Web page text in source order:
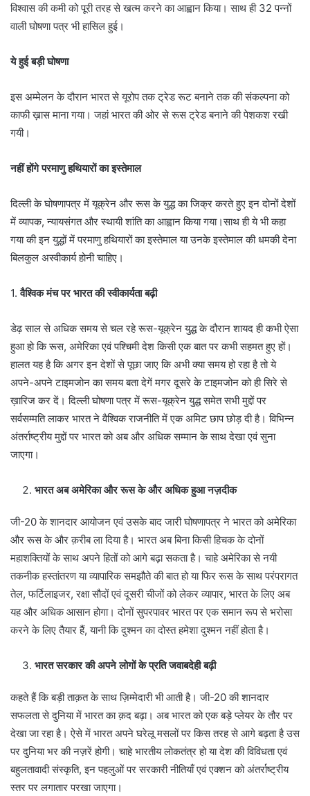
विश्वास की कमी को पूरी तरह से खत्म करने का आह्वान किया। साथ ही 32 पन्नों
वाली घोषणा पत्र भी हासिल हुई।
ये हुई बड़ी घोषणा
इस अम्मेलन के दौरान भारत से यूरोप तक ट्रेड रूट बनाने तक की संकल्पना को
काफी ख़ास माना गया। जहां भारत की ओर से रूस ट्रेड बनाने की पेशकश रखी
गयी।
नहीं होंगे परमाणु हथियारों का इस्तेमाल
दिल्ली के घोषणापत्र में यूक्रेन और रूस के युद्ध का जिक्र करते हुए इन दोनों देशों
में व्यापक, न्यायसंगत और स्थायी शांति का आह्वान किया गया।साथ ही ये भी कहा
गया की इन युद्धों में परमाणु हथियारों का इस्तेमाल या उनके इस्तेमाल की धमकी देना
बिलकुल अस्वीकार्य होनी चाहिए।
1.वैश्विक मंच पर भारत की स्वीकार्यता बढ़ी
डेढ़ साल से अधिक समय से चल रहे रूस-यूक्रेन युद्ध के दौरान शायद ही कभी ऐसा
हुआ हो कि रूस, अमेरिका एवं पश्चिमी देश किसी एक बात पर कभी सहमत हुए हों।
हालत यह है कि अगर इन देशों से पूछा जाए कि अभी क्या समय हो रहा है तो ये
अपने-अपने टाइमजोन का समय बता देगें मगर दूसरे के टाइमजोन को ही सिरे से
ख़ारिज कर दें। दिल्ली घोषणा पत्र में रूस-यूक्रेन युद्ध समेत सभी मुद्दों पर
सर्वसम्मति लाकर भारत ने वैश्विक राजनीति में एक अमिट छाप छोड़ दी है। विभिन्न
अंतर्राष्ट्रीय मुद्दों पर भारत को अब और अधिक सम्मान के साथ देखा एवं सुना
जाएगा।
भारत अब अमेरिका और रूस के और अधिक हुआ नज़दीक
जी-20 के शानदार आयोजन एवं उसके बाद जारी घोषणापत्र ने भारत को अमेरिका
और रूस के और क़रीब ला दिया है। भारत अब बिना किसी हिचक के दोनों
महाशक्तियों के साथ अपने हितों को आगे बढ़ा सकता है। चाहे अमेरिका से नयी
तकनीक हस्तांतरण या व्यापारिक समझौते की बात हो या फिर रूस के साथ परंपरागत
तेल, फर्टिलाइजर, रक्षा सौदों एवं दूसरी चीजों को लेकर व्यापार, भारत के लिए अब
यह और अधिक आसान होगा। दोनों सुपरपावर भारत पर एक समान रूप से भरोसा
करने के लिए तैयार हैं, यानी कि दुश्मन का दोस्त हमेशा दुश्मन नहीं होता है।
भारत सरकार की अपने लोगों के प्रति जवाबदेही बढ़ी
कहते हैं कि बड़ी ताक़त के साथ ज़िम्मेदारी भी आती है। जी-20 की शानदार
सफलता से दुनिया में भारत का क़द बढ़ा। अब भारत को एक बड़े प्लेयर के तौर पर
देखा जा रहा है। ऐसे में भारत अपने घरेलू मसलों पर किस तरह से आगे बढ़ता है उस
पर दुनिया भर की नज़रें होगी। चाहे भारतीय लोकतंत्र हो या देश की विविधता एवं
बहुलतावादी संस्कृति, इन पहलुओं पर सरकारी नीतियाँ एवं एक्शन को अंतर्राष्ट्रीय
स्तर पर लगातार परखा जाएगा।